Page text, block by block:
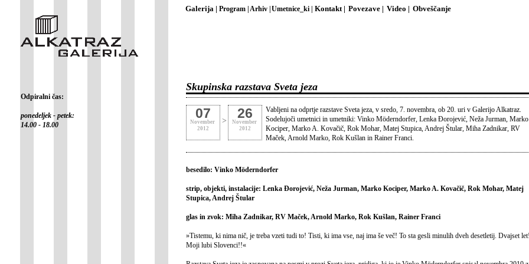
Galerija | Program |Arhiv |Umetnice_ki | Kontakt | Povezave | Video | Obveščanje
Odpiralni čas:
ponedeljek - petek:
14.00 - 18.00
Skupinska razstava Sveta jeza
07
November
2012
> 26
November
2012
Vabljeni na odprtje razstave Sveta jeza, v sredo, 7. novembra, ob 20. uri v Galerijo Alkatraz.
Sodelujoči umetnici in umetniki: Vinko Möderndorfer, Lenka Đorojević, Neža Jurman, Marko
Kociper, Marko A. Kovačič, Rok Mohar, Matej Stupica, Andrej Štular, Miha Zadnikar, RV
Maček, Arnold Marko, Rok Kušlan in Rainer Franci.
besedilo: Vinko Möderndorfer
strip, objekti, instalacije: Lenka Đorojević, Neža Jurman, Marko Kociper, Marko A. Kovačič, Rok Mohar, Matej
Stupica, Andrej Štular
glas in zvok: Miha Zadnikar, RV Maček, Arnold Marko, Rok Kušlan, Rainer Franci
»Tistemu, ki nima nič, je treba vzeti tudi to! Tisti, ki ima vse, naj ima še več! To sta gesli minulih dveh desetletij. Dvajset
Moji lubi Slovenci!!«